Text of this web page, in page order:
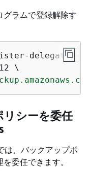
グラムで登録解除す
delegated-
\
リシーを委任
は、バックアップポ
委任できます。